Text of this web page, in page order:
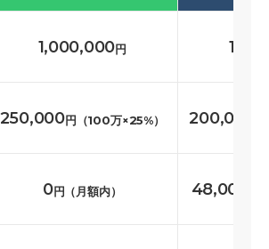
1,000,000円
250,000円（100万×25%） 200,000
0円（月額内） 48,000